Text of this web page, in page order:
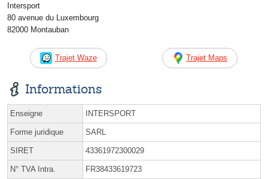
Intersport
80 avenue du Luxembourg
82000 Montauban
Trajet Waze Trajet Maps
Informations
Enseigne INTERSPORT
Forme juridique SARL
SIRET 43361972300029
N° TVA Intra. FR38433619723